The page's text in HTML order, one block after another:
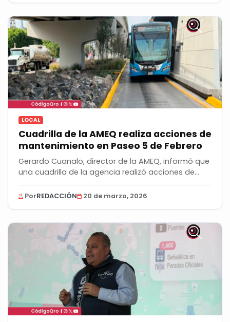
LOCAL
Cuadrilla de la AMEQ realiza acciones de
mantenimiento en Paseo 5 de Febrero
Gerardo Cuanalo, director de la AMEQ, informó que
una cuadrilla de la agencia realizó acciones de...
PorREDACCIÓN 20 de marzo, 2026